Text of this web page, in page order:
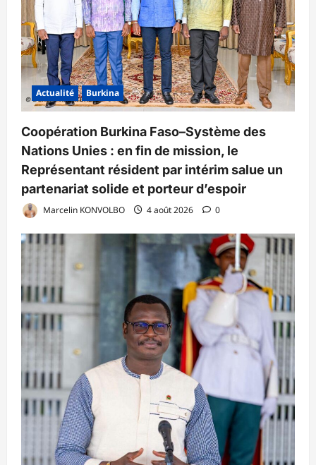
Actualité Burkina
Coopération Burkina Faso–Système des
Nations Unies : en fin de mission, le
Représentant résident par intérim salue un
partenariat solide et porteur d’espoir
Marcelin KONVOLBO 4 août 2026 0